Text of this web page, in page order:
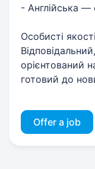
- Англійська —
Особисті якості
орієнтований
готовий до
Offer a job